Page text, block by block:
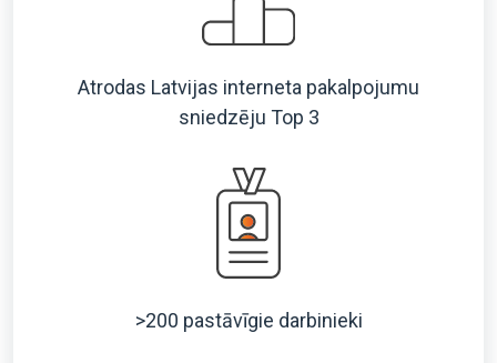
Atrodas Latvijas interneta pakalpojumu
sniedzēju Top 3
>200 pastāvīgie darbinieki